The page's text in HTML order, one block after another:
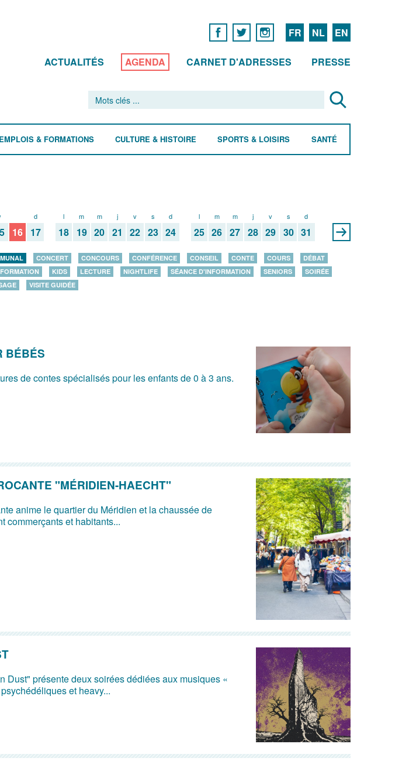
FR NL EN
ACTUALITÉS AGENDA CARNET D'ADRESSES PRESSE
EMPLOIS & FORMATIONS CULTURE & HISTOIRE SPORTS & LOISIRS SANTÉ
16
d
17
l
18
m
19
m
20
j
21
v
22
s
23
d
24
l
25
m
26
m
27
j
28
v
29
s
30
d
31
CONCERT CONCOURS CONFÉRENCE CONSEIL CONTE COURS
DÉBAT
FORMATION KIDS LECTURE NIGHTLIFE SÉANCE D'INFORMATION SENIORS
SOIRÉE
VISITE GUIDÉE
BÉBÉS
de contes spécialisés pour les enfants de 0 à 3 ans.
"MÉRIDIEN-HAECHT"
anime le quartier du Méridien et la chaussée de
commerçants et habitants...
Dust" présente deux soirées dédiées aux musiques «
et heavy...